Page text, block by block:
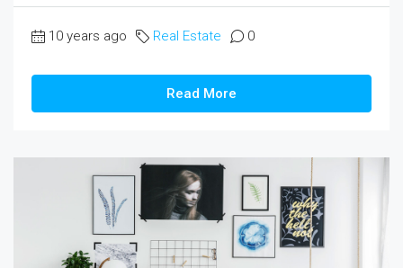
10 years ago Real Estate 0
Read More